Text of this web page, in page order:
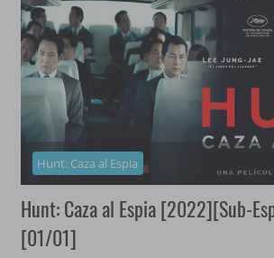
Hunt: Caza al Espia
Hunt: Caza al Espia [2022][Sub-
[01/01]